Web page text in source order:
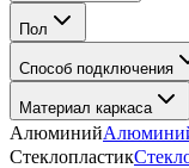
Пол
Способ подключения
Материал каркаса
Алюминий
Стеклопластик